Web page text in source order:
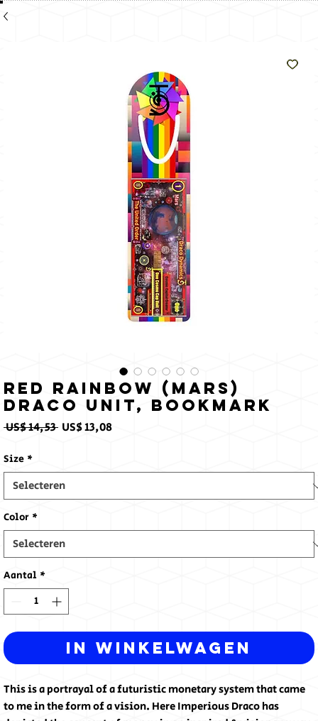
n als
zon
Red Rainbow (Mars)
Draco Unit, Bookmark
US$ 14,53 Normale
US$ 13,08Verkoopprijs
Size *
Color *
Aantal *
In winkelwagen
This is a portrayal of a futuristic monetary system that came
to me in the form of a vision. Here Imperious Draco has